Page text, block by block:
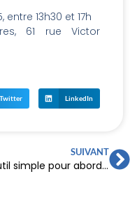
13h30 et 17h
61 rue Victor
Twitter LinkedIn
SUIVANT
Un outil simple pour aborder la question des violences